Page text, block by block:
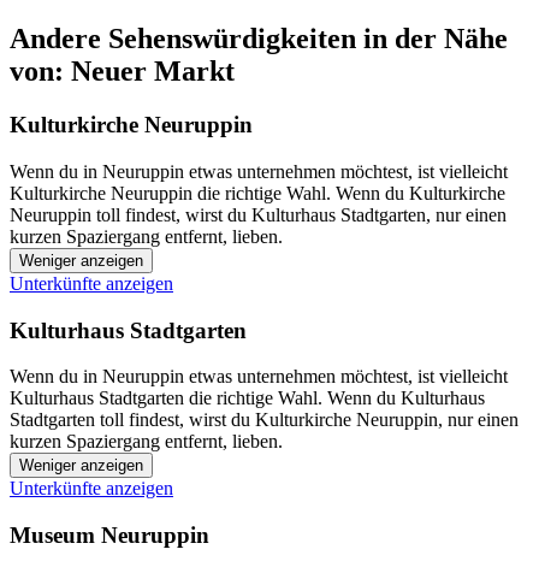
Andere Sehenswürdigkeiten in der Nähe
von: Neuer Markt
Kulturkirche Neuruppin
Wenn du in Neuruppin etwas unternehmen möchtest, ist vielleicht
Kulturkirche Neuruppin die richtige Wahl. Wenn du Kulturkirche
Neuruppin toll findest, wirst du Kulturhaus Stadtgarten, nur einen
kurzen Spaziergang entfernt, lieben.
Weniger anzeigen
Unterkünfte anzeigen
Kulturhaus Stadtgarten
Wenn du in Neuruppin etwas unternehmen möchtest, ist vielleicht
Kulturhaus Stadtgarten die richtige Wahl. Wenn du Kulturhaus
Stadtgarten toll findest, wirst du Kulturkirche Neuruppin, nur einen
kurzen Spaziergang entfernt, lieben.
Weniger anzeigen
Unterkünfte anzeigen
Museum Neuruppin